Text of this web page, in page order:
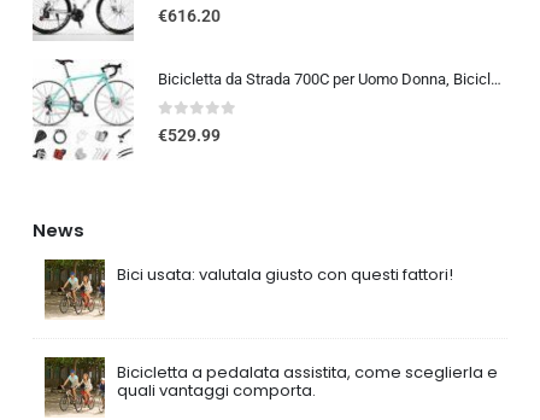
0out of 5
€616.20
Bicicletta da Strada 700C per Uomo Donna, Bicicletta da Corsa con Freno a Disco 24/27/30 velocità, Telaio in Acciaio ad Al…
0out of 5
€529.99
News
Bici usata: valutala giusto con questi fattori!
Bicicletta a pedalata assistita, come sceglierla e
quali vantaggi comporta.